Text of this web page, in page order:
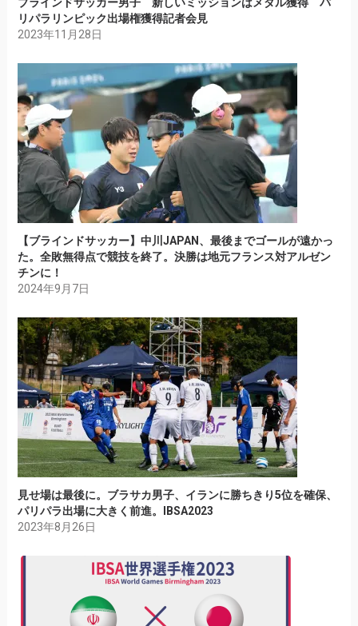
リパラリンピック出場権獲得記者会見
2023年11月28日
【ブラインドサッカー】中川JAPAN、最後までゴールが遠かっ
た。全敗無得点で競技を終了。決勝は地元フランス対アルゼン
チンに！
2024年9月7日
見せ場は最後に。ブラサカ男子、イランに勝ちきり5位を確保、
パリパラ出場に大きく前進。IBSA2023
2023年8月26日